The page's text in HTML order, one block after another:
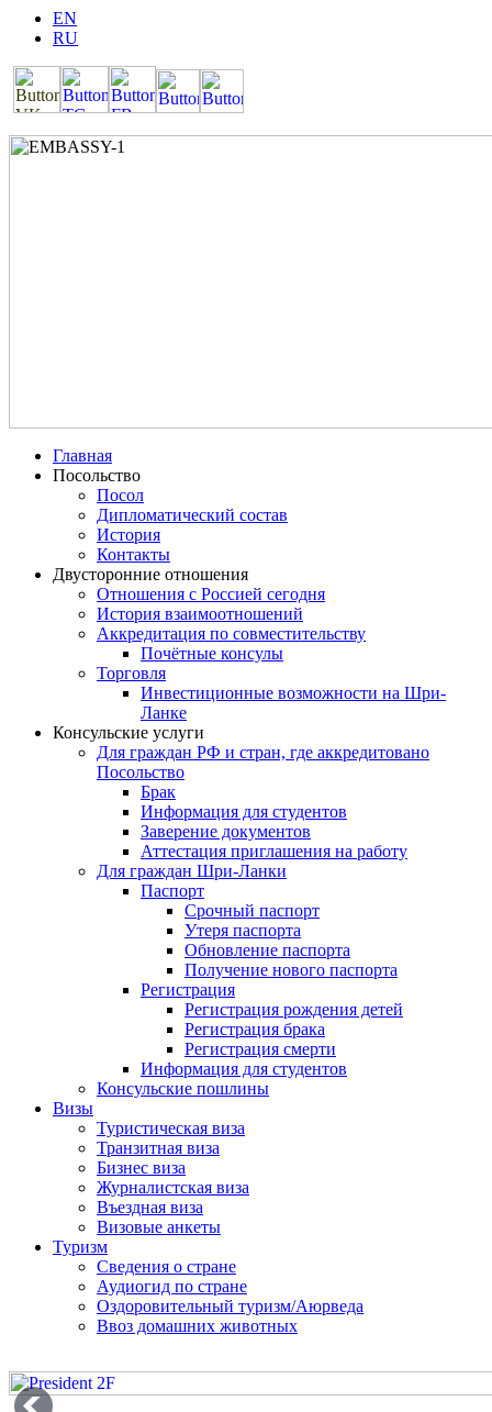
EN
RU
Главная
Посольство
Посол
Дипломатический состав
История
Контакты
Двусторонние отношения
Отношения с Россией сегодня
История взаимоотношений
Аккредитация по совместительству
Почётные консулы
Торговля
Инвестиционные возможности на Шри-
Ланке
Консульские услуги
Для граждан РФ и стран, где аккредитовано
Посольство
Брак
Информация для студентов
Заверение документов
Аттестация приглашения на работу
Для граждан Шри-Ланки
Паспорт
Срочный паспорт
Утеря паспорта
Обновление паспорта
Получение нового паспорта
Регистрация
Регистрация рождения детей
Регистрация брака
Регистрация смерти
Информация для студентов
Консульские пошлины
Визы
Туристическая виза
Транзитная виза
Бизнес виза
Журналистская виза
Въездная виза
Визовые анкеты
Туризм
Сведения о стране
Аудиогид по стране
Оздоровительный туризм/Аюрведа
Ввоз домашних животных